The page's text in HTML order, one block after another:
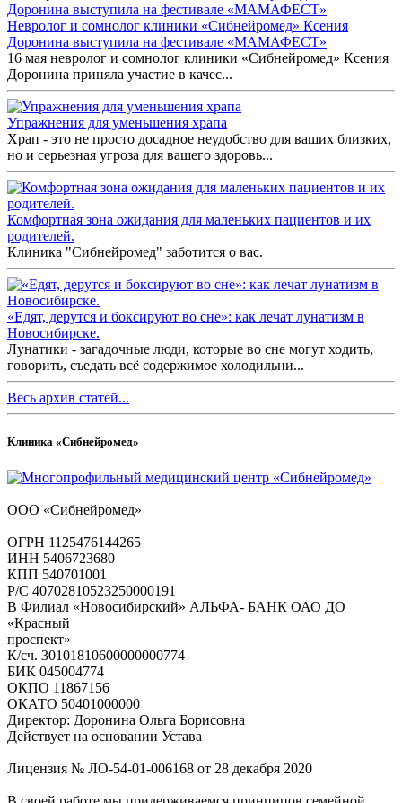
Невролог и сомнолог клиники «Сибнейромед» Ксения
Доронина выступила на фестивале «МАМАФЕСТ»
16 мая невролог и сомнолог клиники «Сибнейромед» Ксения
Доронина приняла участие в качес...
Упражнения для уменьшения храпа
Храп - это не просто досадное неудобство для ваших близких,
но и серьезная угроза для вашего здоровь...
Комфортная зона ожидания для маленьких пациентов и их
родителей.
Клиника "Сибнейромед" заботится о вас.
«Едят, дерутся и боксируют во сне»: как лечат лунатизм в
Новосибирске.
Лунатики - загадочные люди, которые во сне могут ходить,
говорить, съедать всё содержимое холодильни...
Весь архив статей...
Клиника «Сибнейромед»
ООО «Сибнейромед»
ОГРН 1125476144265
ИНН 5406723680
КПП 540701001
Р/С 40702810523250000191
В Филиал «Новосибирский» АЛЬФА- БАНК ОАО ДО
«Красный
проспект»
К/сч. 30101810600000000774
БИК 045004774
ОКПО 11867156
ОКАТО 50401000000
Директор: Доронина Ольга Борисовна
Действует на основании Устава
Лицензия № ЛО-54-01-006168 от 28 декабря 2020